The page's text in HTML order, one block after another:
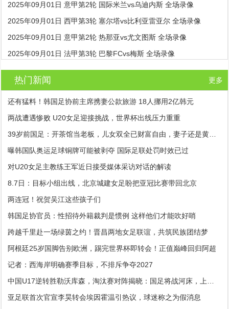
2025年09月01日 意甲第2轮 国际米兰vs乌迪内斯 全场录像
2025年09月01日 西甲第3轮 塞尔塔vs比利亚雷亚尔 全场录像
2025年09月01日 意甲第2轮 热那亚vs尤文图斯 全场录像
2025年09月01日 法甲第3轮 巴黎FCvs梅斯 全场录像
热门新闻 更多
还有猛料！韩国足协前主席携妻公款旅游 18人挪用2亿韩元
两战遭遇惨败 U20女足迎接挑战，世界杯出线压力重重
曝韩国队奥运足球铜牌可能被剥夺 国际足联处罚时效已过
对U20女足主教练王军近日接受媒体采访对话的解读
8.7日：目标小组出线，北京城建女足盼把亚冠比赛带回北京
两连冠！祝贺吴江这些孩子们
韩国足协官员：性招待外籍裁判是惯例 这样他们才能吹好哨
跨越千里赴一场绿茵之约！晋昌两地女足联谊，共筑民族团结梦
阿根廷25岁国脚告别欧洲，踢完世界杯即转会！正值巅峰回归阿超
记者：西海岸明确赛季目标，不排斥争夺2027
亚足联首次官宣李昊转会埃因霍温引热议，球迷称之为假消息